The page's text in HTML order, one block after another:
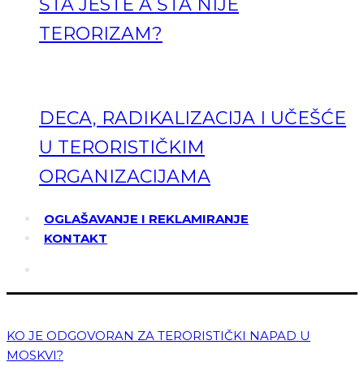
ŠTA JESTE A ŠTA NIJE
TERORIZAM?
DECA, RADIKALIZACIJA I UČEŠĆE
U TERORISTIČKIM
ORGANIZACIJAMA
OGLAŠAVANJE I REKLAMIRANJE
KONTAKT
KO JE ODGOVORAN ZA TERORISTIČKI NAPAD U
MOSKVI?